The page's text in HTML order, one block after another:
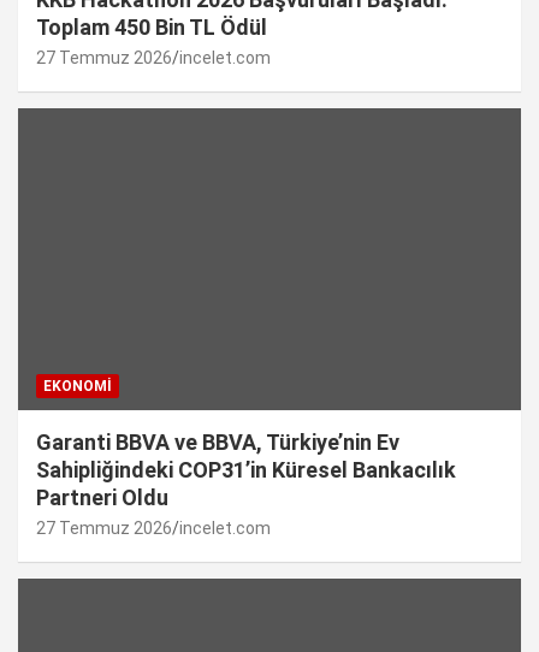
Toplam 450 Bin TL Ödül
27 Temmuz 2026 incelet.com
EKONOMI
Garanti BBVA ve BBVA, Türkiye’nin Ev
Sahipliğindeki COP31’in Küresel Bankacılık
Partneri Oldu
27 Temmuz 2026 incelet.com